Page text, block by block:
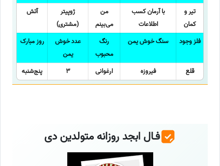
تیر و
کمان
با آرمان کسب
اطلاعات
من
می‌بینم
ژوپیتر
(مشتری)
آتش
فلز وجود سنگ خوش یمن
رنگ
محبوب
عدد خوش
یمن
روز مبارک
قلع فیروزه ارغوانی 3 پنج‌شنبه
فـال ابجد روزانه متولدین دی